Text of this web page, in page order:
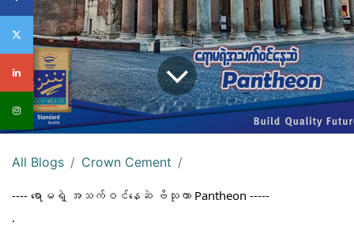
All Blogs Crown Cement
---- ရောမရဲ့ အသက်ဝင်နေဆဲ ဗိသုကာ Pantheon -----
.